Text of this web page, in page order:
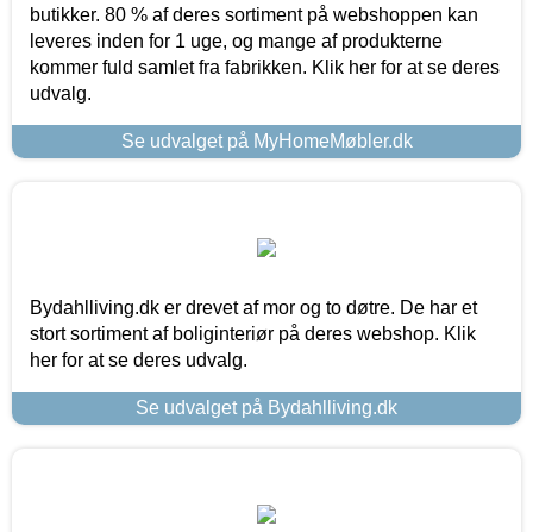
butikker. 80 % af deres sortiment på webshoppen kan
leveres inden for 1 uge, og mange af produkterne
kommer fuld samlet fra fabrikken. Klik her for at se deres
udvalg.
Se udvalget på MyHomeMøbler.dk
Bydahlliving.dk er drevet af mor og to døtre. De har et
stort sortiment af boliginteriør på deres webshop. Klik
her for at se deres udvalg.
Se udvalget på Bydahlliving.dk